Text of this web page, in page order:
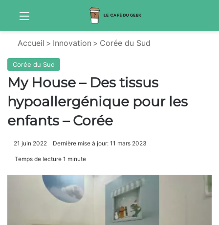
Menu
Accueil > Innovation > Corée du Sud
Corée du Sud
My House – Des tissus
hypoallergénique pour les
enfants – Corée
21 juin 2022 Dernière mise à jour: 11 mars 2023
Temps de lecture 1 minute